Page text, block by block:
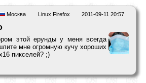
2011-09-11 20:57
Linux Firefox
Москва
этой ерунды у меня всегда
мне огромную кучу хороших
пикселей? ;)